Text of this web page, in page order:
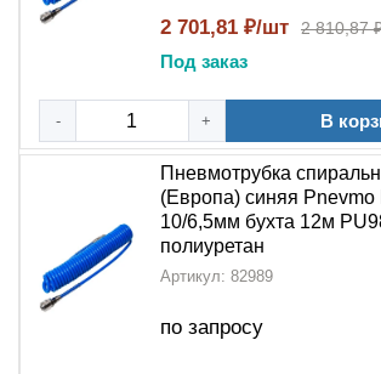
2 701,81 ₽/шт 2 810,87
Под заказ
- + В
Пневмотрубка
(Европа) синяя Pnevmo
10/6,5мм бухта 12м
полиуретан
Артикул: 82989
по запросу